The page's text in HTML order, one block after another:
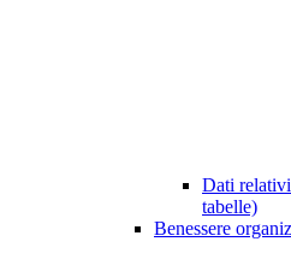
Dati
tabelle)
Benessere